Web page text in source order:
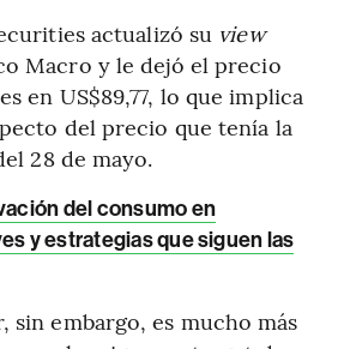
actualizó su view
Macro y le dejó el precio
en US$89,77, lo que implica
del precio que tenía la
28 de mayo.
del consumo en
y estrategias que siguen las
sin embargo, es mucho más